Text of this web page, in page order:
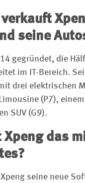
seine
gegründet, die
im IT-Bereich.
drei elektrischen
(P7), einem
SUV (G9).
Xpeng das
seine neue